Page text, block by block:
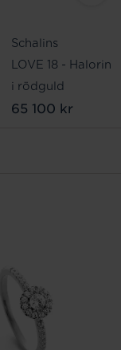
Schalins
LOVE 18 - Haloring
i rödguld
65 100 kr